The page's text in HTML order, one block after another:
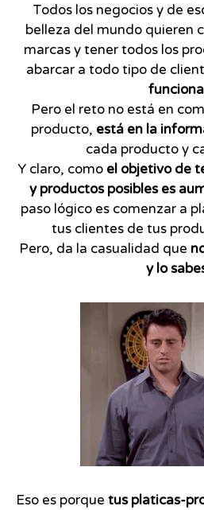
Todos los negocios y de
belleza del mundo quieren
marcas y tener todos los
abarcar a todo tipo de
Pero el reto no está en
producto, está en la
cada producto y
Y claro, como el objetivo de
y productos posibles es
paso lógico es comenzar a
tus clientes de tus
Pero, da la casualidad que
y lo
Eso es porque tus platicas-